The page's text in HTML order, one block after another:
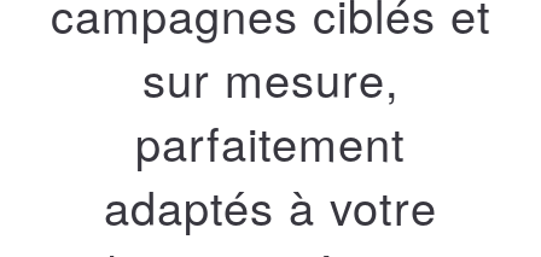
campagnes ciblés et
sur mesure,
parfaitement
adaptés à votre